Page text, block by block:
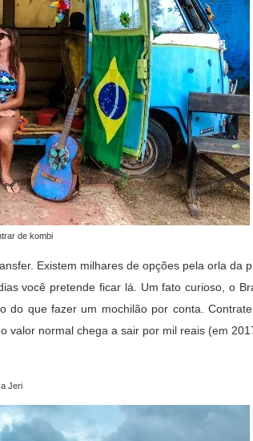
de kombi
Existem milhares de opções pela orla da
você pretende ficar lá. Um fato curioso, o
do que fazer um mochilão por conta.
valor normal chega a sair por mil reais (em
Jeri